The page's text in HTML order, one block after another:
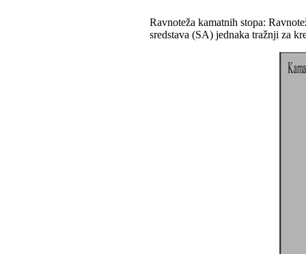
Ravnoteža kamatnih stopa:
sredstava (SA) jednaka tražnji za